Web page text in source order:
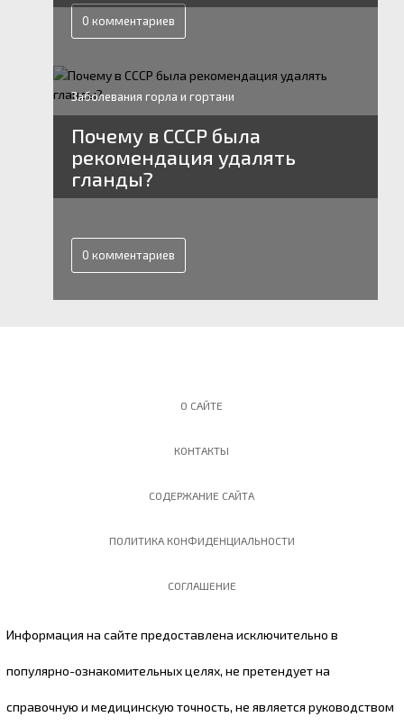
0 комментариев
Заболевания горла и гортани
Почему в СССР была
рекомендация удалять
гланды?
0 комментариев
О САЙТЕ
КОНТАКТЫ
СОДЕРЖАНИЕ САЙТА
ПОЛИТИКА КОНФИДЕНЦИАЛЬНОСТИ
СОГЛАШЕНИЕ
Информация на сайте предоставлена исключительно в
популярно-ознакомительных целях, не претендует на
справочную и медицинскую точность, не является руководством